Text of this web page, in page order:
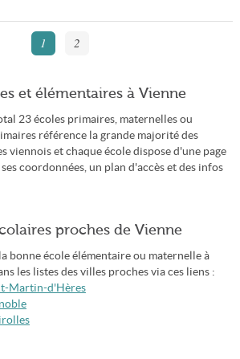
1 2
et élémentaires à Vienne
23 écoles primaires, maternelles ou
référence la grande majorité des
viennois et chaque école dispose d'une page
coordonnées, un plan d'accès et des infos
proches de Vienne
bonne école élémentaire ou maternelle à
les listes des villes proches via ces liens :
Martin-d'Hères